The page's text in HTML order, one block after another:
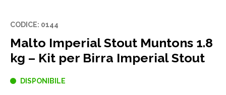
CODICE: 0144
Malto Imperial Stout Muntons 1.8
kg – Kit per Birra Imperial Stout
DISPONIBILE